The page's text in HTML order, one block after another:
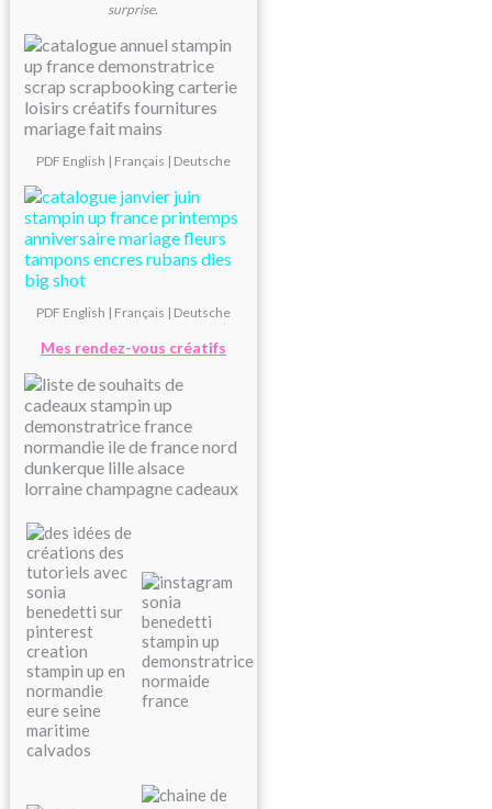
surprise.
PDF English | Français | Deutsche
PDF English | Français | Deutsche
Mes rendez-vous créatifs